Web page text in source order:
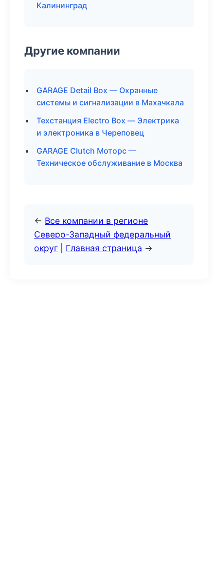
Калининград
Другие компании
GARAGE Detail Box — Охранные
системы и сигнализации в Махачкала
Техстанция Electro Box — Электрика
и электроника в Череповец
GARAGE Clutch Моторс —
Техническое обслуживание в Москва
← Все компании в регионе
Северо-Западный федеральный
округ
Главная страница →